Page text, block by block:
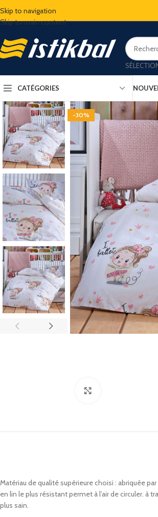
Skip to navigation
Skip to main content
CATÉGORIES
-30%
Matériau de qualité supérieure choisi : abriquée
en lin le plus résistant permet à l’air de circuler.
plus sain.